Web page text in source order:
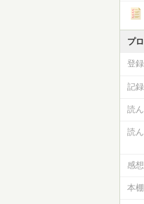
プ
登
記
読
読
感
本棚